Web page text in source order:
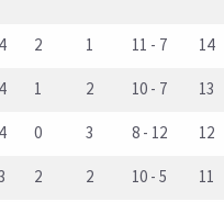
4 2 1 11 - 7 14
4 1 2 10 - 7 13
4 0 3 8 - 12 12
2 2 10 - 5 11